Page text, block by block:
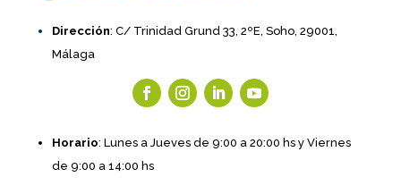
Dirección: C/ Trinidad Grund 33, 2ºE, Soho, 29001,
Málaga
Horario: Lunes a Jueves de 9:00 a 20:00 hs y Viernes
de 9:00 a 14:00 hs